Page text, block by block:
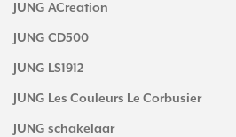
JUNG ACreation
JUNG CD500
JUNG LS1912
JUNG Les Couleurs Le Corbusier
JUNG schakelaar